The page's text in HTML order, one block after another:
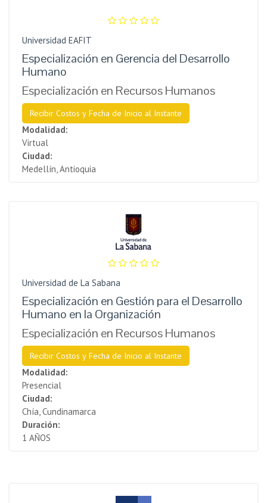
Universidad EAFIT
Especialización en Gerencia del Desarrollo
Humano
Especialización en Recursos Humanos
Recibir Costos y Fecha de Inicio al Instante
Modalidad:
Virtual
Ciudad:
Medellín, Antioquia
Universidad de La Sabana
Especialización en Gestión para el Desarrollo
Humano en la Organización
Especialización en Recursos Humanos
Recibir Costos y Fecha de Inicio al Instante
Modalidad:
Presencial
Ciudad:
Chía, Cundinamarca
Duración:
1 AÑOS